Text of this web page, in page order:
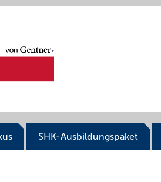
SHK-Ausbildungspaket